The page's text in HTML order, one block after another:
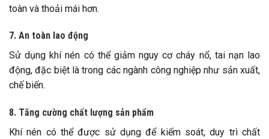
toàn và thoải mái hơn.
7. An toàn lao động
Sử dụng khí nén có thể giảm nguy cơ cháy nổ, tai nạn lao
động, đặc biệt là trong các ngành công nghiệp như sản xuất,
chế biến.
8. Tăng cường chất lượng sản phẩm
Khí nén có thể được sử dụng để kiểm soát, duy trì chất